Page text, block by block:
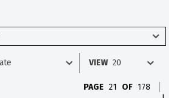
VIEW
PAGE 21 OF 178